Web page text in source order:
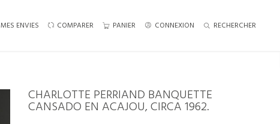
MES ENVIES COMPARER PANIER CONNEXION RECHERCHER
CHARLOTTE PERRIAND BANQUETTE
CANSADO EN ACAJOU, CIRCA 1962.